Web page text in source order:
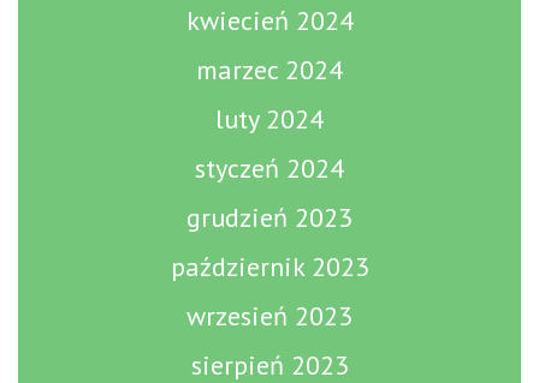
kwiecień 2024
marzec 2024
luty 2024
styczeń 2024
grudzień 2023
październik 2023
wrzesień 2023
sierpień 2023